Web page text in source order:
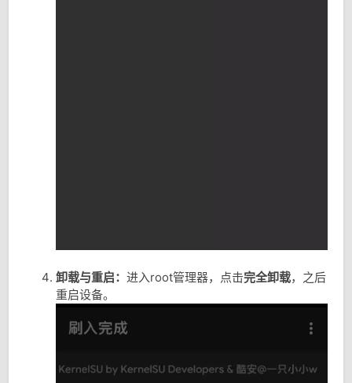
卸载与重启： 进入root管理器，点击完全卸载，之后
重启设备。